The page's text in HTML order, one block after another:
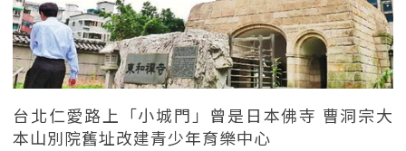
台北仁愛路上「小城門」曾是日本佛寺 曹洞宗大
本山別院舊址改建青少年育樂中心